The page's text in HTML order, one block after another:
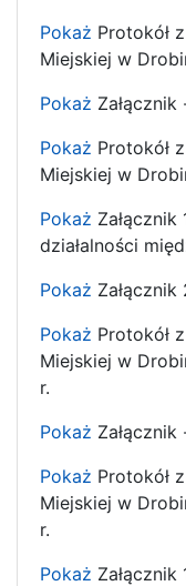
Pokaż Protokół
Miejskiej w
Pokaż
Pokaż Protokół
Miejskiej w
Pokaż
działalności
Pokaż
Pokaż Protokół
Miejskiej w
r.
Pokaż Załącznik
Pokaż Protokół
Miejskiej w
r.
Pokaż